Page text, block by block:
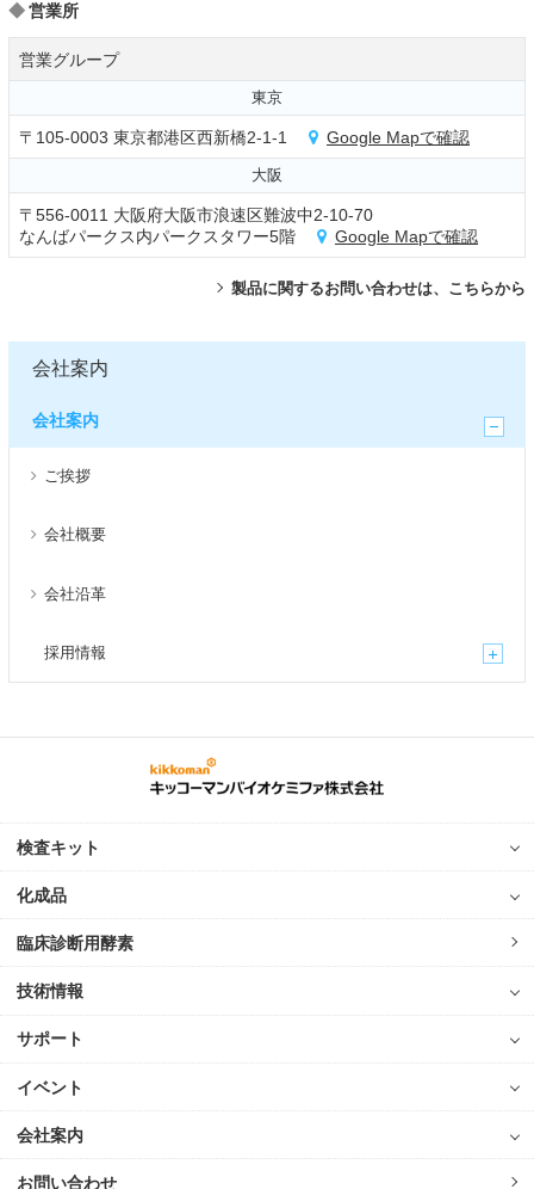
営業所
営業グループ
東京
〒105-0003 東京都港区西新橋2-1-1 Google Mapで確認
大阪
〒556-0011 大阪府大阪市浪速区難波中2-10-70
なんばパークス内パークスタワー5階
Google Mapで確認
製品に関するお問い合わせは、こちらから
会社案内
会社案内
ご挨拶
会社概要
会社沿革
採用情報
検査キット
化成品
臨床診断用酵素
技術情報
サポート
イベント
会社案内
お問い合わせ